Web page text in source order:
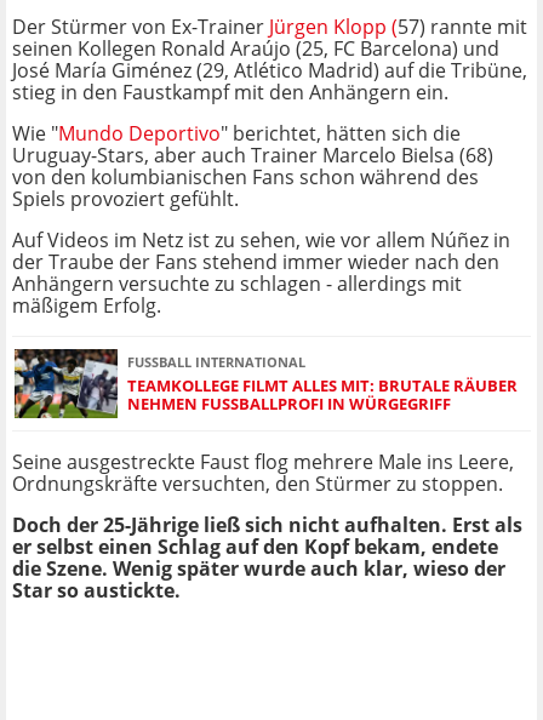
Der Stürmer von Ex-Trainer Jürgen Klopp (57) rannte mit
seinen Kollegen Ronald Araújo (25, FC Barcelona) und
José María Giménez (29, Atlético Madrid) auf die Tribüne,
stieg in den Faustkampf mit den Anhängern ein.
Wie "Mundo Deportivo" berichtet, hätten sich die
Uruguay-Stars, aber auch Trainer Marcelo Bielsa (68)
von den kolumbianischen Fans schon während des
Spiels provoziert gefühlt.
Auf Videos im Netz ist zu sehen, wie vor allem Núñez in
der Traube der Fans stehend immer wieder nach den
Anhängern versuchte zu schlagen - allerdings mit
mäßigem Erfolg.
FUSSBALL INTERNATIONAL
TEAMKOLLEGE FILMT ALLES MIT: BRUTALE RÄUBER
NEHMEN FUSSBALLPROFI IN WÜRGEGRIFF
Seine ausgestreckte Faust flog mehrere Male ins Leere,
Ordnungskräfte versuchten, den Stürmer zu stoppen.
Doch der 25-Jährige ließ sich nicht aufhalten. Erst als
er selbst einen Schlag auf den Kopf bekam, endete
die Szene. Wenig später wurde auch klar, wieso der
Star so austickte.